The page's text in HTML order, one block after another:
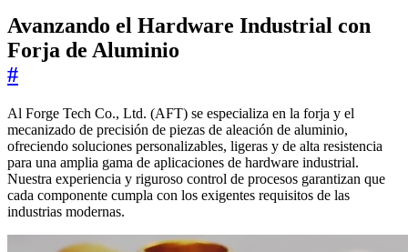
Avanzando el Hardware Industrial con
Forja de Aluminio
#
Al Forge Tech Co., Ltd. (AFT) se especializa en la forja y el
mecanizado de precisión de piezas de aleación de aluminio,
ofreciendo soluciones personalizables, ligeras y de alta resistencia
para una amplia gama de aplicaciones de hardware industrial.
Nuestra experiencia y riguroso control de procesos garantizan que
cada componente cumpla con los exigentes requisitos de las
industrias modernas.